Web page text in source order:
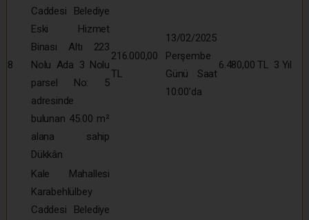
8
Caddesi Belediye
Eski Hizmet
Binası Altı 223
Nolu Ada 3 Nolu
parsel No: 5
adresinde
bulunan 45.00 m²
alana sahip
Dükkân
216.000,00
TL
13/02/2025
Perşembe
Günü Saat
10:00’da
6.480,00 TL 3 Yıl
Kale Mahallesi
Karabehlülbey
Caddesi Belediye